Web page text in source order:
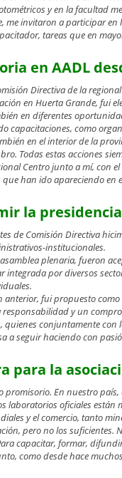
y en la facultad
me invitaron a participar
tareas que en
en AADL
Directiva de la
en Huerta Grande, fui
en diferentes
capacitaciones, como
en el interior de la
Todas estas acciones
Centro junto a mí, con
han ido apareciendo en
la
de Comisión Directiva
institucionales.
plenaria, fueron
integrada por diversos
anterior, fui propuesto
responsabilidad y un
conjuntamente
a seguir haciendo con
para la
promisorio. En nuestro
laboratorios oficiales
y el comercio, tanto
pero no los suficientes.
capacitar, formar,
como desde hace